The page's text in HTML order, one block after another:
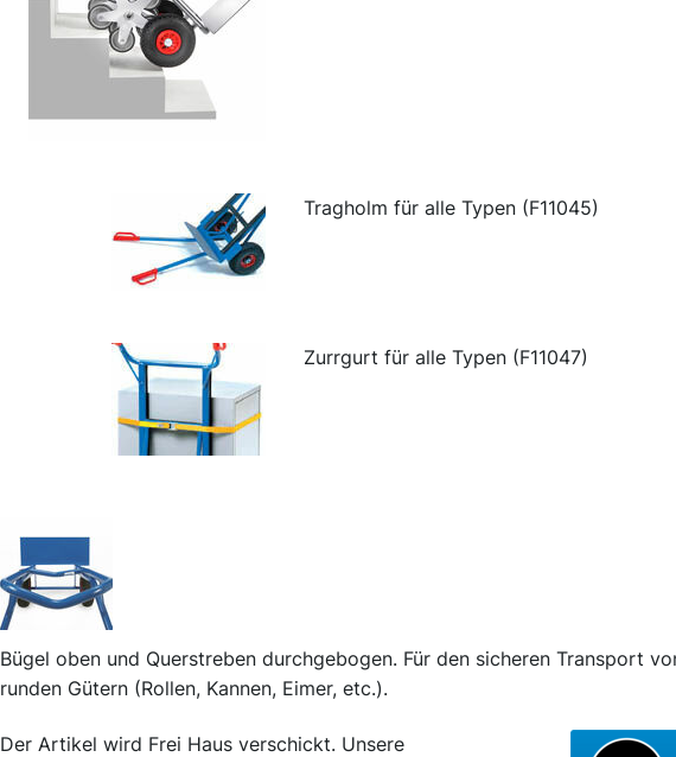
Tragholm für alle Typen (F11045)
Zurrgurt für alle Typen (F11047)
Bügel oben und Querstreben durchgebogen. Für den sicheren Transport
runden Gütern (Rollen, Kannen, Eimer, etc.).
Der Artikel wird Frei Haus verschickt. Unsere